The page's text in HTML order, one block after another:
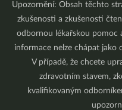
Upozornění: Obsah těchto
zkušenosti a zkušenosti
odbornou lékařskou pomoc
informace nelze chápat jako
V případě, že chcete
zdravotním stavem,
kvalifikovaným